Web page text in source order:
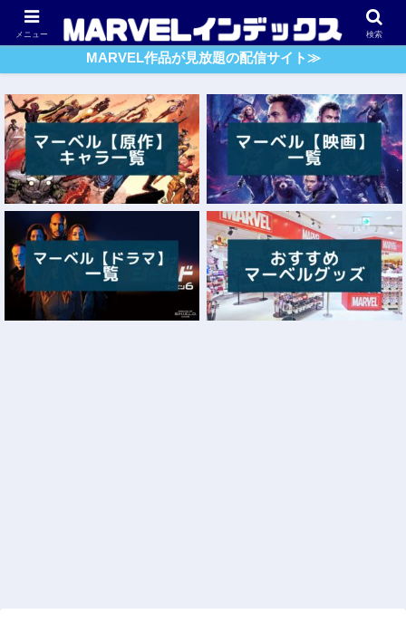
アベンジャーズ スパイダーマン ガーディアンズ・O・G
MARVEL作品が見放題の配信サイト≫
メニュー 検索